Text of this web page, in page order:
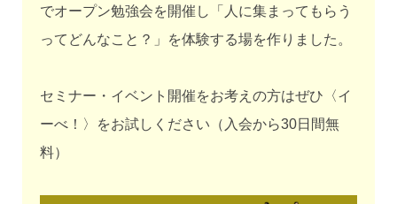
でオープン勉強会を開催し「人に集まってもらう
ってどんなこと？」を体験する場を作りました。
セミナー・イベント開催をお考えの方はぜひ〈イ
ーべ！〉をお試しください（入会から30日間無
料）